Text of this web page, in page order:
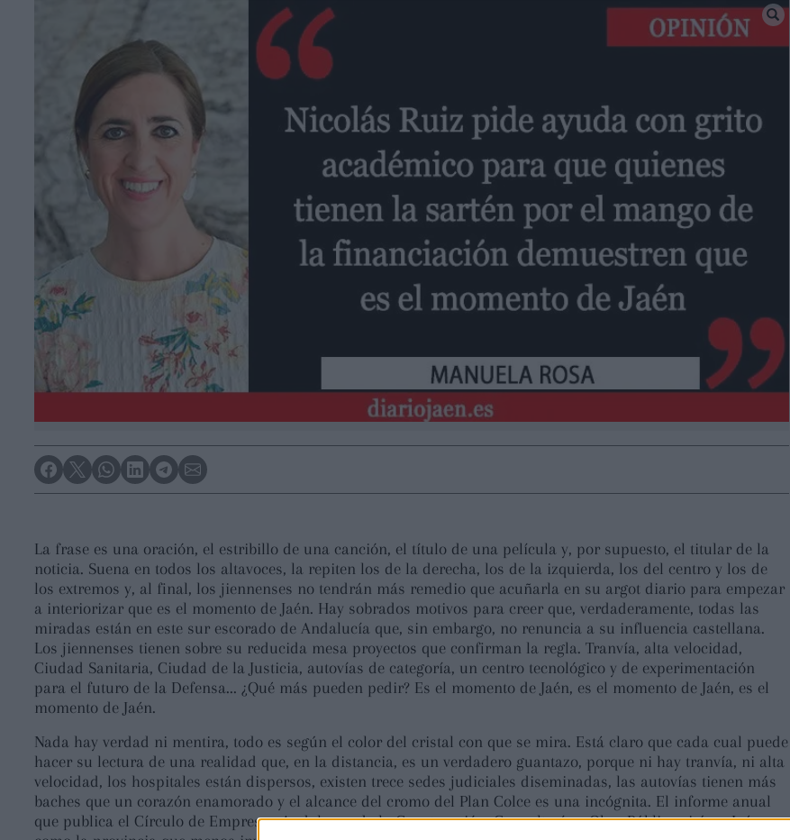
La frase es una oración, el estribillo de una canción, el título de una película y, por supuesto, el titular de la
noticia. Suena en todos los altavoces, la repiten los de la derecha, los de la izquierda, los del centro y los de
los extremos y, al final, los jiennenses no tendrán más remedio que acuñarla en su argot diario para empezar
a interiorizar que es el momento de Jaén. Hay sobrados motivos para creer que, verdaderamente, todas las
miradas están en este sur escorado de Andalucía que, sin embargo, no renuncia a su influencia castellana.
Los jiennenses tienen sobre su reducida mesa proyectos que confirman la regla. Tranvía, alta velocidad,
Ciudad Sanitaria, Ciudad de la Justicia, autovías de categoría, un centro tecnológico y de experimentación
para el futuro de la Defensa... ¿Qué más pueden pedir? Es el momento de Jaén, es el momento de Jaén, es el
momento de Jaén.
Nada hay verdad ni mentira, todo es según el color del cristal con que se mira. Está claro que cada cual puede
hacer su lectura de una realidad que, en la distancia, es un verdadero guantazo, porque ni hay tranvía, ni alta
velocidad, los hospitales están dispersos, existen trece sedes judiciales diseminadas, las autovías tienen más
baches que un corazón enamorado y el alcance del cromo del Plan Colce es una incógnita. El informe anual
que publica el Círculo de Empresas Andaluzas de la Construcción, Consultoría y Obra Pública sitúa a Jaén